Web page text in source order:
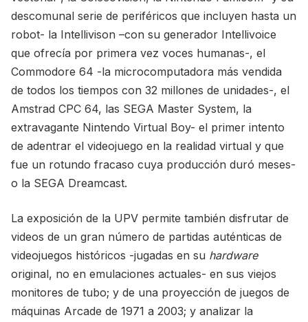
descomunal serie de periféricos que incluyen hasta un
robot- la Intellivison –con su generador Intellivoice
que ofrecía por primera vez voces humanas-, el
Commodore 64 -la microcomputadora más vendida
de todos los tiempos con 32 millones de unidades-, el
Amstrad CPC 64, las SEGA Master System, la
extravagante Nintendo Virtual Boy- el primer intento
de adentrar el videojuego en la realidad virtual y que
fue un rotundo fracaso cuya producción duró meses-
o la SEGA Dreamcast.
La exposición de la UPV permite también disfrutar de
videos de un gran número de partidas auténticas de
videojuegos históricos -jugadas en su hardware
original, no en emulaciones actuales- en sus viejos
monitores de tubo; y de una proyección de juegos de
máquinas Arcade de 1971 a 2003; y analizar la